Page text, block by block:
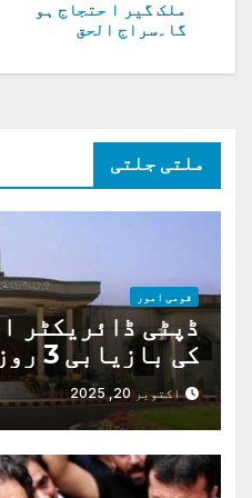
نیویگیشن
ملک گیر ا حتجاج ہو
گا۔سراج الحق
ملتی جلتی
قومی امور
ڈپٹی ڈائریکٹر
کی بازیابی 3 روز کی مہلت
اکتوبر 20, 2025